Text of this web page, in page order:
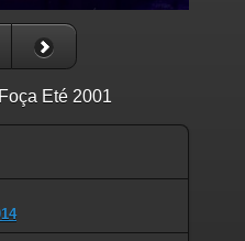
Eté 2001